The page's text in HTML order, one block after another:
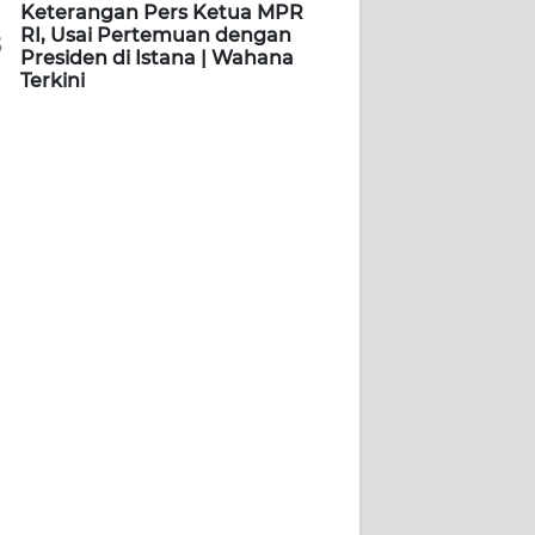
Keterangan Pers Ketua MPR
RI, Usai Pertemuan dengan
Presiden di Istana | Wahana
Terkini